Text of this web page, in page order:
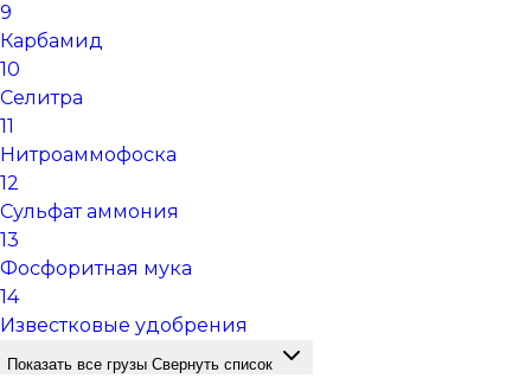
9
Карбамид
10
Селитра
11
Нитроаммофоска
12
Сульфат аммония
13
Фосфоритная мука
14
Известковые удобрения
Показать все грузы Свернуть список